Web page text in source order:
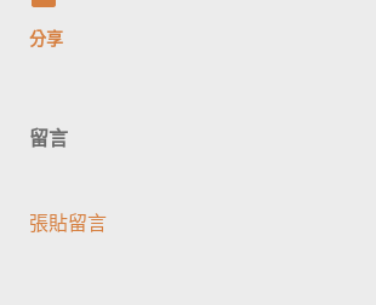
分享
留言
張貼留言